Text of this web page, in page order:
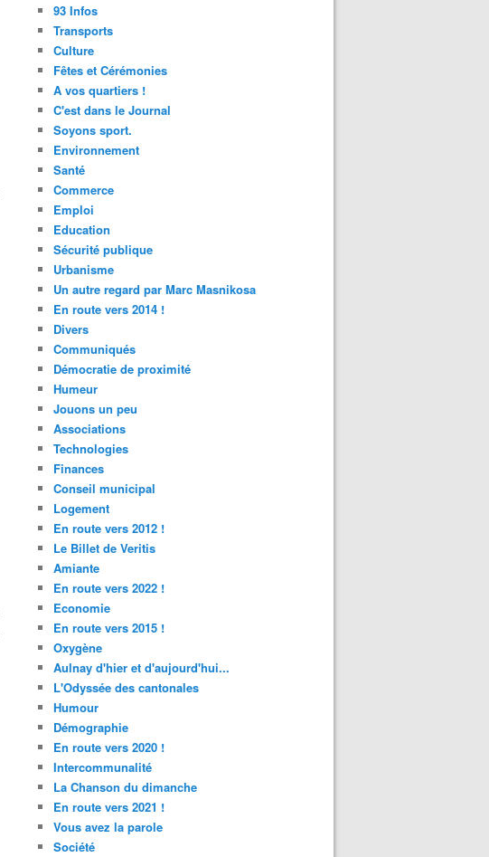
93 Infos
Transports
Culture
Fêtes et Cérémonies
A vos quartiers !
C'est dans le Journal
Soyons sport.
Environnement
Santé
Commerce
Emploi
Education
Sécurité publique
Urbanisme
Un autre regard par Marc Masnikosa
En route vers 2014 !
Divers
Communiqués
Démocratie de proximité
Humeur
Jouons un peu
Associations
Technologies
Finances
Conseil municipal
Logement
En route vers 2012 !
Le Billet de Veritis
Amiante
En route vers 2022 !
Economie
En route vers 2015 !
Oxygène
Aulnay d'hier et d'aujourd'hui...
L'Odyssée des cantonales
Humour
Démographie
En route vers 2020 !
Intercommunalité
La Chanson du dimanche
En route vers 2021 !
Vous avez la parole
Société